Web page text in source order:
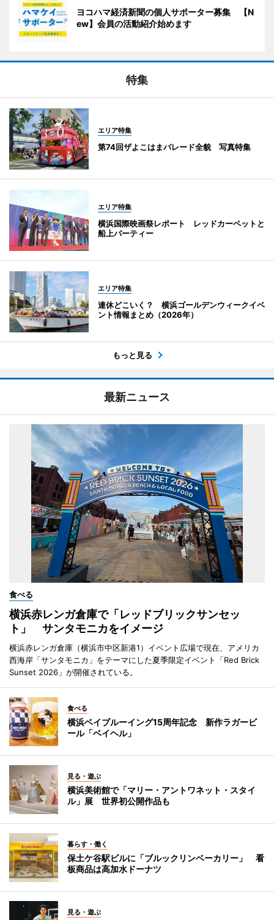
ヨコハマ経済新聞の個人サポーター募集 【N
ew】会員の活動紹介始めます
特集
エリア特集
第74回ザよこはまパレード全貌 写真特集
エリア特集
横浜国際映画祭レポート レッドカーペットと
船上パーティー
エリア特集
連休どこいく？ 横浜ゴールデンウィークイベ
ント情報まとめ（2026年）
もっと見る
最新ニュース
食べる
横浜赤レンガ倉庫で「レッドブリックサンセッ
ト」 サンタモニカをイメージ
横浜赤レンガ倉庫（横浜市中区新港1）イベント広場で現在、アメリカ
西海岸「サンタモニカ」をテーマにした夏季限定イベント「Red Brick
Sunset 2026」が開催されている。
食べる
横浜ベイブルーイング15周年記念 新作ラガービ
ール「ベイヘル」
見る・遊ぶ
横浜美術館で「マリー・アントワネット・スタイ
ル」展 世界初公開作品も
暮らす・働く
保土ケ谷駅ビルに「ブルックリンベーカリー」 看
板商品は高加水ドーナツ
見る・遊ぶ